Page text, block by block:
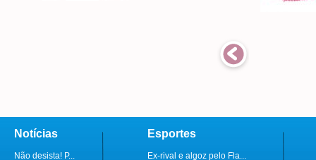
Notícias
Não desista! P...
Esportes
Ex-rival e algoz pelo Fla...